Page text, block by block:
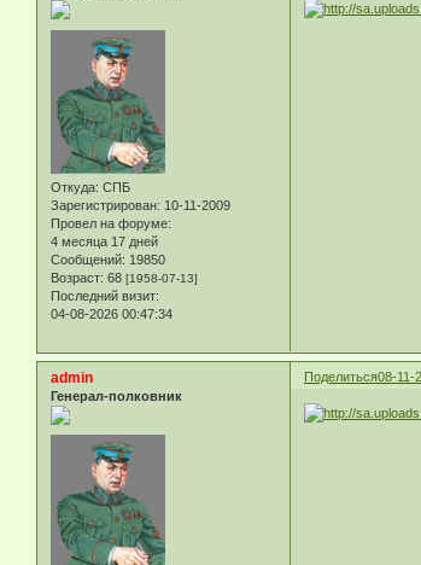
Откуда: СПБ
Зарегистрирован: 10-11-2009
Провел на форуме:
4 месяца 17 дней
Сообщений: 19850
Возраст: 68 [1958-07-13]
Последний визит:
04-08-2026 00:47:34
Поделиться08-11-
admin
Генерал-полковник